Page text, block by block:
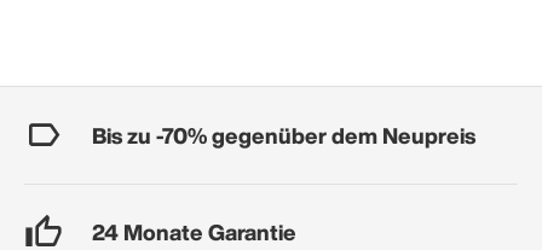
Bis zu -70% gegenüber dem Neupreis
24 Monate Garantie